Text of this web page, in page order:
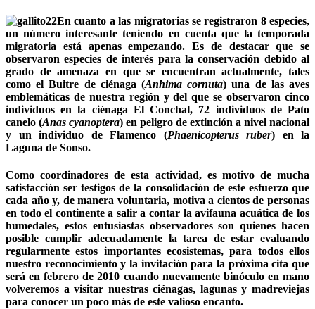
En cuanto a las migratorias se registraron 8 especies,
un número interesante teniendo en cuenta que la temporada
migratoria está apenas empezando. Es de destacar que se
observaron especies de interés para la conservación debido al
grado de amenaza en que se encuentran actualmente, tales
como el Buitre de ciénaga (Anhima cornuta) una de las aves
emblemáticas de nuestra región y del que se observaron cinco
individuos en la ciénaga El Conchal, 72 individuos de Pato
canelo (Anas cyanoptera) en peligro de extinción a nivel nacional
y un individuo de Flamenco (Phaenicopterus ruber) en la
Laguna de Sonso.
Como coordinadores de esta actividad, es motivo de mucha
satisfacción ser testigos de la consolidación de este esfuerzo que
cada año y, de manera voluntaria, motiva a cientos de personas
en todo el continente a salir a contar la avifauna acuática de los
humedales, estos entusiastas observadores son quienes hacen
posible cumplir adecuadamente la tarea de estar evaluando
regularmente estos importantes ecosistemas, para todos ellos
nuestro reconocimiento y la invitación para la próxima cita que
será en febrero de 2010 cuando nuevamente binóculo en mano
volveremos a visitar nuestras ciénagas, lagunas y madreviejas
para conocer un poco más de este valioso encanto.